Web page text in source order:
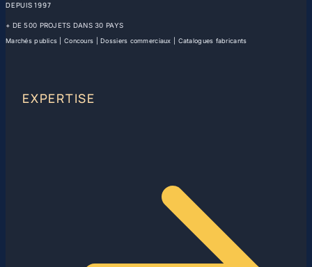
DEPUIS 1997
+ DE 500 PROJETS DANS 30 PAYS
Marchés publics | Concours | Dossiers commerciaux | Catalogues fabricants
EXPERTISE